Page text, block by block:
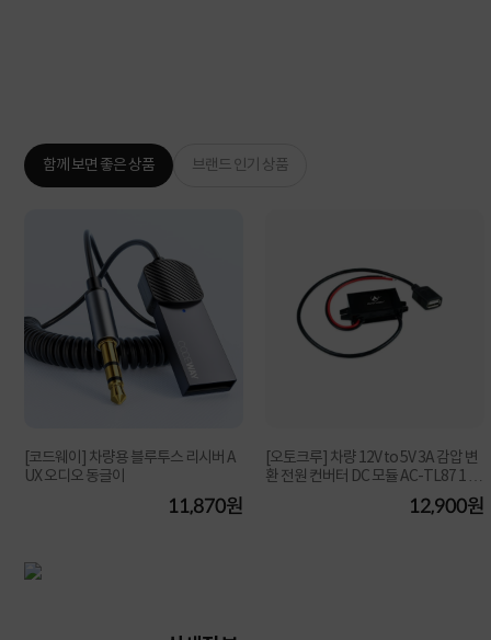
함께 보면 좋은 상품 브랜드 인기 상품
[코드웨이] 차량용 블루투스 리시버 A
UX 오디오 동글이
11,870원
[오토크루] 차량 12V to 5V 3A 감압 변
환 전원 컨버터 DC 모듈 AC-TL87 1 U
12,900원